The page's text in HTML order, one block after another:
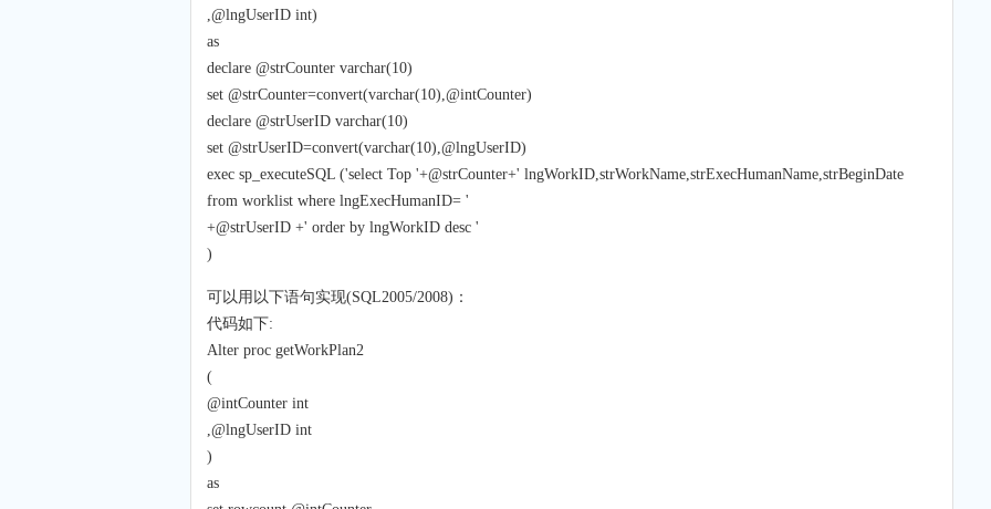
,@lngUserID int)
as
declare @strCounter varchar(10)
set @strCounter=convert(varchar(10),@intCounter)
declare @strUserID varchar(10)
set @strUserID=convert(varchar(10),@lngUserID)
exec sp_executeSQL ('select Top '+@strCounter+' lngWorkID,strWorkName,strExecHumanName,strBeginDate
from worklist where lngExecHumanID= '
+@strUserID +' order by lngWorkID desc '
)
可以用以下语句实现(SQL2005/2008)：
代码如下:
Alter proc getWorkPlan2
(
@intCounter int
,@lngUserID int
)
as